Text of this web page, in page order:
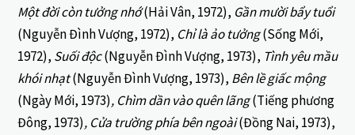
Một đời còn tưởng nhớ(Hải Vân, 1972), Gần mười bẩy tuổi
(Nguyễn Đình Vượng, 1972), Chỉ là ảo tưởng(Sống Mới,
1972), Suối độc(Nguyễn Đình Vượng, 1973), Tình yêu mầu
khói nhạt(Nguyễn Đình Vượng, 1973), Bên lề giấc mộng
(Ngày Mới, 1973), Chìm dần vào quên lãng(Tiếng phương
Đông, 1973), Cửa trường phía bên ngoài(Đồng Nai, 1973),